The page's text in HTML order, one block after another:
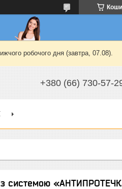
робочого дня (завтра, 07.08).
+380 (66) 730-57-
системою